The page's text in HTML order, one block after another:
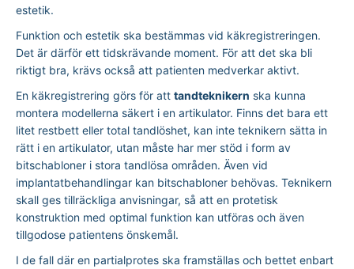
estetik.
Funktion och estetik ska bestämmas vid käkregistreringen.
Det är därför ett tidskrävande moment. För att det ska bli
riktigt bra, krävs också att patienten medverkar aktivt.
En käkregistrering görs för att tandteknikern ska kunna
montera modellerna säkert i en artikulator. Finns det bara ett
litet restbett eller total tandlöshet, kan inte teknikern sätta in
rätt i en artikulator, utan måste har mer stöd i form av
bitschabloner i stora tandlösa områden. Även vid
implantatbehandlingar kan bitschabloner behövas. Teknikern
skall ges tillräckliga anvisningar, så att en protetisk
konstruktion med optimal funktion kan utföras och även
tillgodose patientens önskemål.
I de fall där en partialprotes ska framställas och bettet enbart